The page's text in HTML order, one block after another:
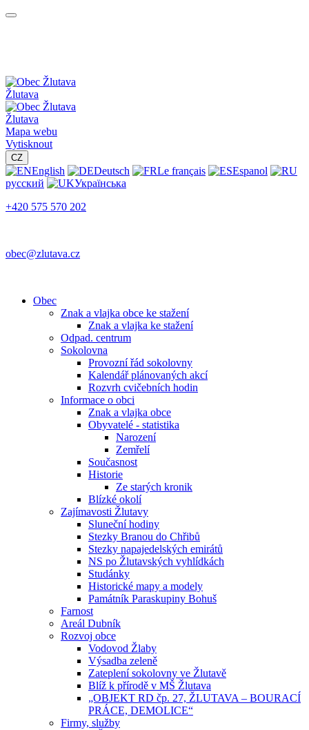
Žlutava
Žlutava
Mapa webu
Vytisknout
CZ
English Deutsch Le français
Espanol
русский
Українська
+420 575 570 202
obec@zlutava.cz
Obec
Znak a vlajka obce ke stažení
Znak a vlajka ke stažení
Odpad. centrum
Sokolovna
Provozní řád sokolovny
Kalendář plánovaných akcí
Rozvrh cvičebních hodin
Informace o obci
Znak a vlajka obce
Obyvatelé - statistika
Narození
Zemřelí
Současnost
Historie
Ze starých kronik
Blízké okolí
Zajímavosti Žlutavy
Sluneční hodiny
Stezky Branou do Chřibů
Stezky napajedelských emirátů
NS po Žlutavských vyhlídkách
Studánky
Historické mapy a modely
Památník Paraskupiny Bohuš
Farnost
Areál Dubník
Rozvoj obce
Vodovod Žlaby
Výsadba zeleně
Zateplení sokolovny ve Žlutavě
Blíž k přírodě v MŠ Žlutava
„OBJEKT RD čp. 27, ŽLUTAVA – BOURACÍ
PRÁCE, DEMOLICE“
Firmy, služby